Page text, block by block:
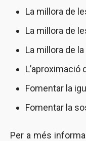
La millora de
La millora de
La millora de
L’aproximació
Fomentar la
Fomentar la
Per a més